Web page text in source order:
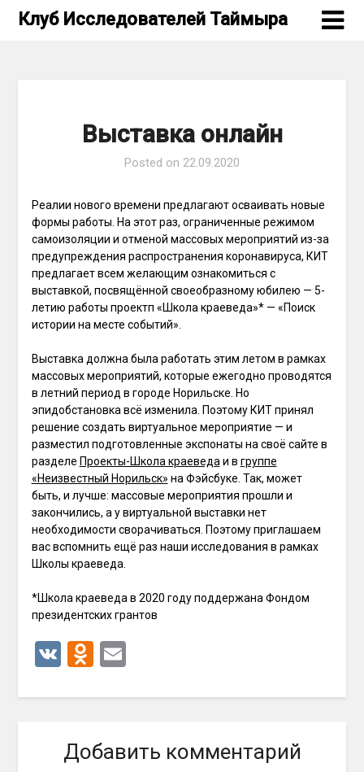
SkipКлуб Исследователей Таймыра
Выставка онлайн
Posted on 22.09.2020
Реалии нового времени предлагают осваивать новые
формы работы. На этот раз, ограниченные режимом
самоизоляции и отменой массовых мероприятий из-за
предупреждения распространения коронавируса, КИТ
предлагает всем желающим ознакомиться с
выставкой, посвящённой своеобразному юбилею — 5-
летию работы проектп «Школа краеведа»* — «Поиск
истории на месте событий».
Выставка должна была работать этим летом в рамках
массовых мероприятий, которые ежегодно проводятся
в летний период в городе Норильске. Но
эпидобстановка всё изменила. Поэтому КИТ принял
решение создать виртуальное мероприятие — и
разместил подготовленные экспонаты на своё сайте в
разделе Проекты-Школа краеведа и в группе
«Неизвестный Норильск» на Фэйсбуке. Так, может
быть, и лучше: массовые мероприятия прошли и
закончились, а у виртуальной выставки нет
необходимости сворачиваться. Поэтому приглашаем
вас вспомнить ещё раз наши исследования в рамках
Школы краеведа.
*Школа краеведа в 2020 году поддержана Фондом
президентских грантов
VKOdnoklassniki
Email
Добавить комментарий